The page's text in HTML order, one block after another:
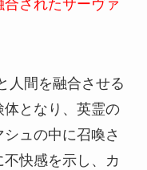
されたサーヴァ
人間を融合させる
となり、英霊の
ュの中に召喚さ
快感を示し、カ